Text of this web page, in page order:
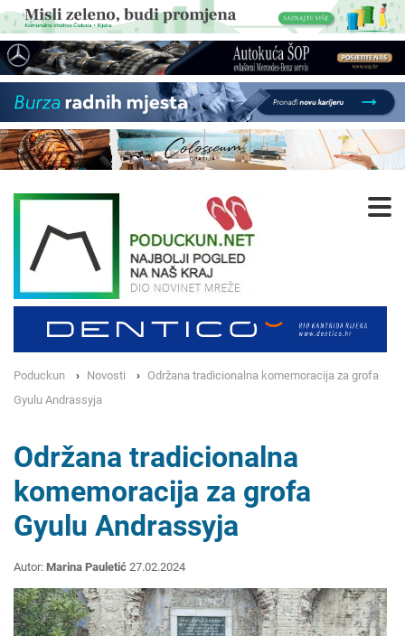
Poduckun Novosti
Održana tradicionalna komemoracija za grofa
Gyulu Andrassyja
Održana tradicionalna
komemoracija za grofa
Gyulu Andrassyja
Autor: Marina Pauletić 27.02.2024